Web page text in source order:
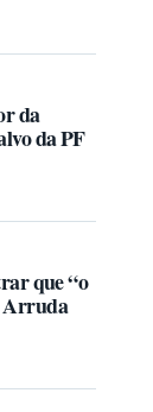
da
da PF
que “o
Arruda